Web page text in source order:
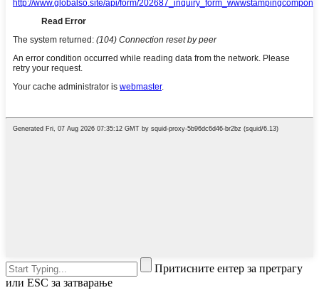
Притисните ентер за претрагу
или ESC за затварање